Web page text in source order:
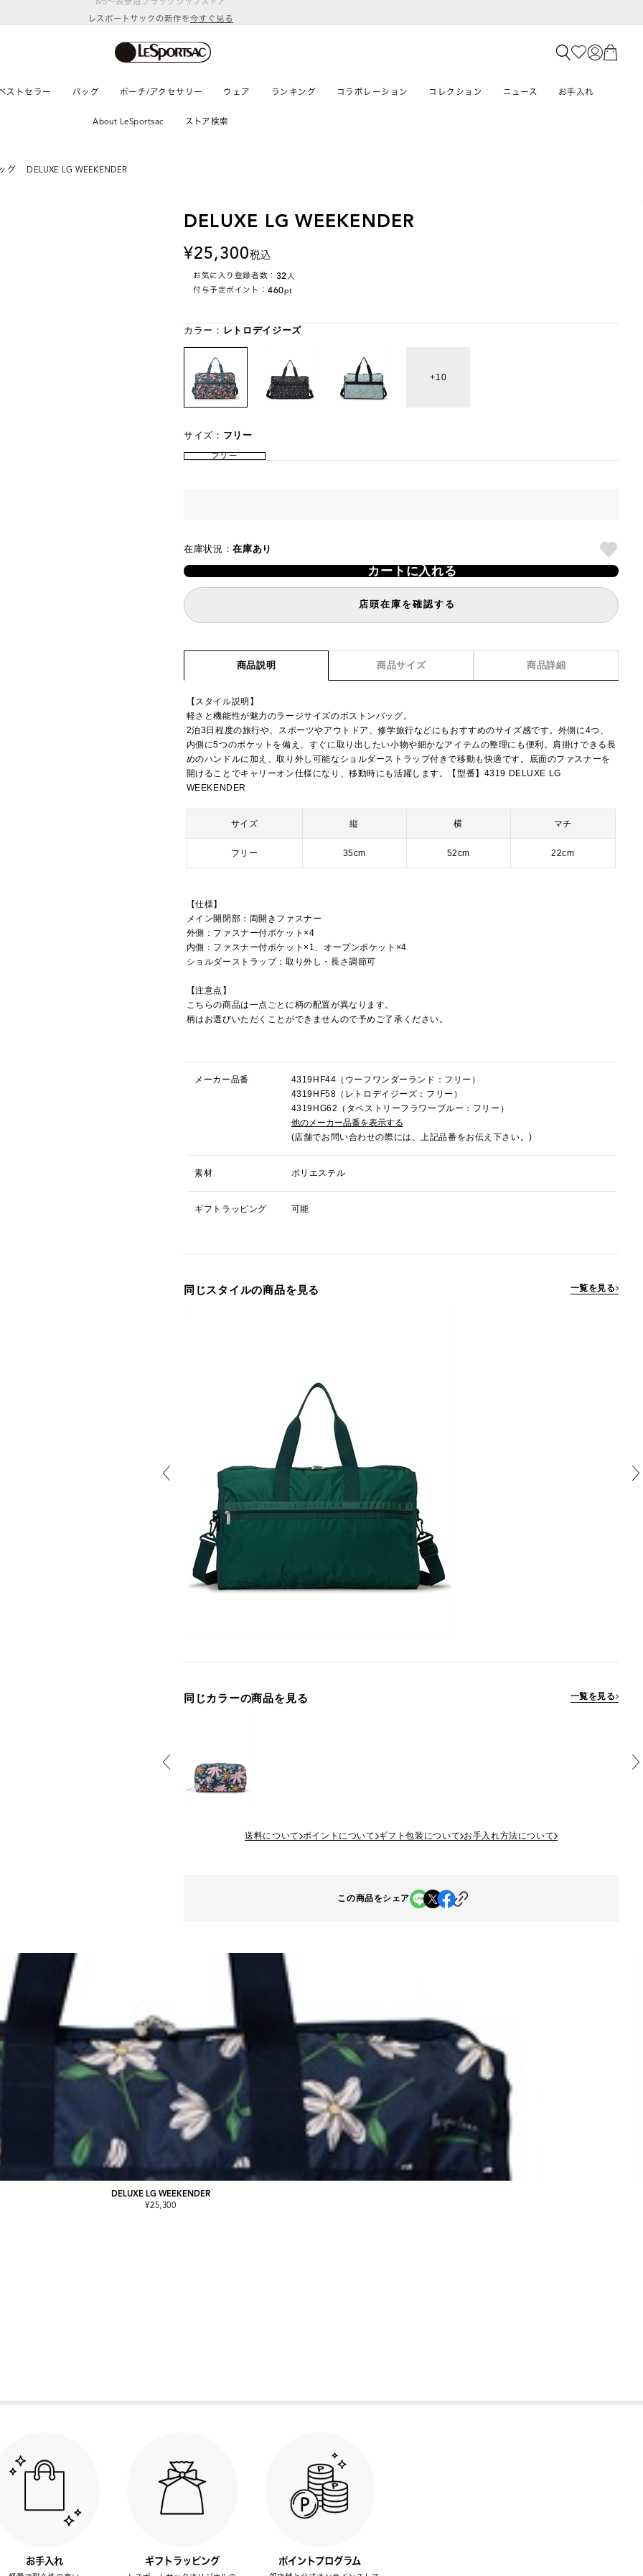
ストセラー バッグ ポーチ/アクセサリー ウェア ランキング コラボレーション コレクション ニュース お手入れ
About LeSportsac ストア検索
グ DELUXE LG WEEKENDER
DELUXE LG WEEKENDER
25,300税込
お気に入り登録者数： 32人
付与予定ポイント：460pt
カラー： レトロデイジーズ
10
サイズ： フリー
フリー
在庫状況：在庫あり
カートに入れる
店頭在庫を確認する
商品説明 商品サイズ 商品詳細
【スタイル説明】
軽さと機能性が魅力のラージサイズのボストンバッグ。
2泊3日程度の旅行や、スポーツやアウトドア、修学旅行などにもおすすめのサイズ感です。外側に4つ、
内側に5つのポケットを備え、すぐに取り出したい小物や細かなアイテムの整理にも便利。肩掛けできる長
めのハンドルに加え、取り外し可能なショルダーストラップ付きで移動も快適です。底面のファスナーを
開けることでキャリーオン仕様になり、移動時にも活躍します。【型番】4319 DELUXE LG
WEEKENDER
サイズ 縦 横 マチ
フリー 35cm 52cm 22cm
【仕様】
メイン開閉部：両開きファスナー
外側：ファスナー付ポケット×4
内側：ファスナー付ポケット×1、オープンポケット×4
ショルダーストラップ：取り外し・長さ調節可
【注意点】
こちらの商品は一点ごとに柄の配置が異なります。
柄はお選びいただくことができませんので予めご了承ください。
メーカー品番
4319HF44（ウーフワンダーランド：フリー）
4319HF58（レトロデイジーズ：フリー）
4319HG62（タペストリーフラワーブルー：フリー）
他のメーカー品番を表示する
(店舗でお問い合わせの際には、上記品番をお伝え下さい。)
素材 ポリエステル
ギフトラッピング 可能
同じスタイルの商品を見る 一覧を見る
同じカラーの商品を見る 一覧を見る
送料について ポイントについて ギフト包装について お手入れ方法について
この商品をシェア
DELUXE LG WEEKENDER
¥25,300
お手入れ ギフトラッピング ポイントプログラム